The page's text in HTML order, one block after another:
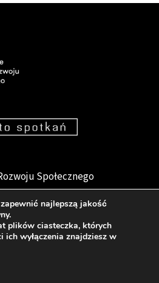
Społecznego
Wrocław
najlepszą jakość
plików ciasteczka, których
ich wyłączenia znajdziesz w